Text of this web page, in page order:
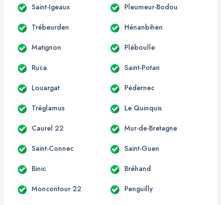
Saint-Igeaux Pleumeur-Bodou
Trébeurden Hénanbihen
Matignon Pléboulle
Ruca Saint-Potan
Louargat Pédernec
Tréglamus Le Quinquis
Caurel 22 Mur-de-Bretagne
Saint-Connec Saint-Guen
Binic Bréhand
Moncontour 22 Penguilly